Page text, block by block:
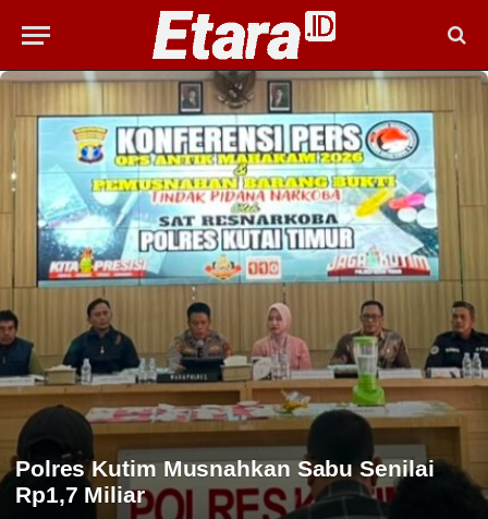
Polres Kutim Musnahkan Sabu Senilai
Rp1,7 Miliar